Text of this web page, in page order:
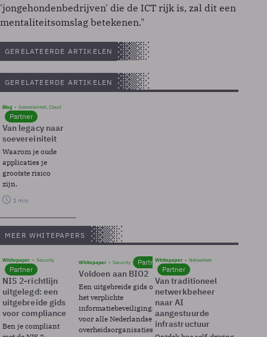
'jongehondenbedrijven' die de ICT rijk is, zal dit een
mentaliteitsomslag betekenen."
GERELATEERDE ARTIKELEN
GERELATEERDE ARTIKELEN
Blog Soevereinteit, Cloud
Partner
Van legacy naar
soevereiniteit
Waarom je oude
applicaties je
grootste risico
zijn.
1 min
MEER WHITEPAPERS
Whitepaper Security
Partner
NIS 2-richtlijn
uitgelegd: een
uitgebreide gids
voor compliance
Ben je compliant
Whitepaper Security Partner
Voldoen aan BIO2
Een uitgebreide gids over BIO2,
het verplichte
informatiebeveiligingsframework
voor alle Nederlandse
overheidsorganisaties.
Whitepaper Netwerken
Partner
Van traditioneel
netwerkbeheer
naar AI
aangestuurde
infrastructuur